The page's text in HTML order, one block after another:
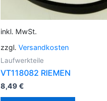
inkl. MwSt.
zzgl. Versandkosten
Laufwerkteile
VT118082 RIEMEN
8,49 €